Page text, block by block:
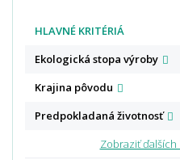
HLAVNÉ KRITÉRIÁ
Ekologická stopa výroby
Krajina pôvodu
Predpokladaná životnosť
Zobraziť ďalších